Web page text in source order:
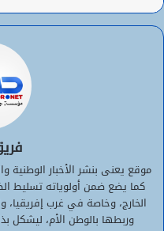
موقع يعنى بنشر الأخبار الوطنية
كما يضع ضمن أولوياته تسليط
الخارج، وخاصة في غرب إفريقيا،
وربطها بالوطن الأم، ليشكل